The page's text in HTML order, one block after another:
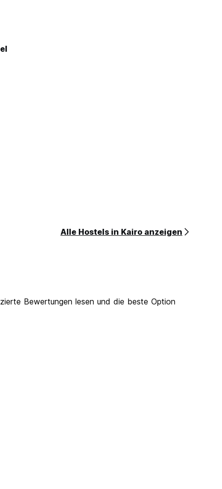
Alle Hostels in Kairo anzeigen
Bewertungen lesen und die beste Option